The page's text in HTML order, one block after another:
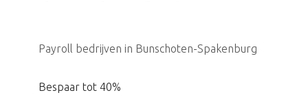
Payroll bedrijven in Bunschoten-Spakenburg
Bespaar tot 40%